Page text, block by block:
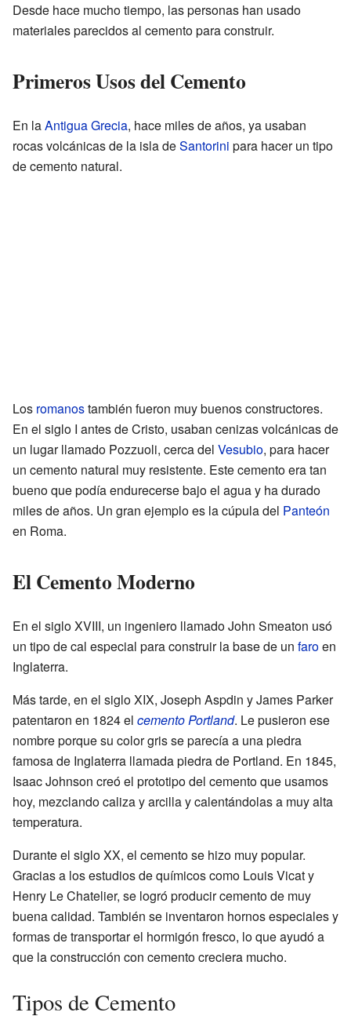
Desde hace mucho tiempo, las personas han usado
materiales parecidos al cemento para construir.
Primeros Usos del Cemento
En laAntigua Grecia, hace miles de años, ya usaban
rocas volcánicas de la isla deSantorini para hacer un tipo
de cemento natural.
Los romanostambién fueron muy buenos constructores.
En el siglo I antes de Cristo, usaban cenizas volcánicas de
un lugar llamado Pozzuoli, cerca del Vesubio, para hacer
un cemento natural muy resistente. Este cemento era tan
bueno que podía endurecerse bajo el agua y ha durado
miles de años. Un gran ejemplo es la cúpula del Panteón
en Roma.
El Cemento Moderno
En el siglo XVIII, un ingeniero llamado John Smeaton usó
un tipo de cal especial para construir la base de un faroen
Inglaterra.
Más tarde, en el siglo XIX, Joseph Aspdin y James Parker
patentaron en 1824 el cemento Portland. Le pusieron ese
nombre porque su color gris se parecía a una piedra
famosa de Inglaterra llamada piedra de Portland. En 1845,
Isaac Johnson creó el prototipo del cemento que usamos
hoy, mezclando caliza y arcilla y calentándolas a muy alta
temperatura.
Durante el siglo XX, el cemento se hizo muy popular.
Gracias a los estudios de químicos como Louis Vicat y
Henry Le Chatelier, se logró producir cemento de muy
buena calidad. También se inventaron hornos especiales y
formas de transportar el hormigón fresco, lo que ayudó a
que la construcción con cemento creciera mucho.
Tipos de Cemento